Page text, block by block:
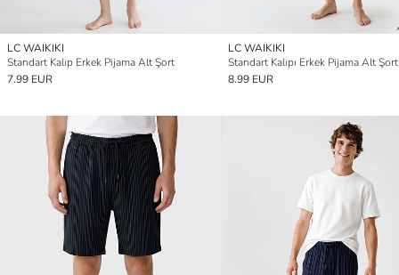
LC WAIKIKI
Standart Kalıp Erkek Pijama Alt Şort
7.99 EUR
LC WAIKIKI
Standart Kalıpı Erkek Pijama Alt Şort
8.99 EUR